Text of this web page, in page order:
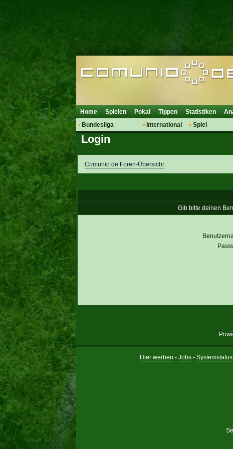
Home Spielen Pokal Tippen Statistiken
Bundesliga
Hot News
Spielanalyse
Vereinsdiskussion
International
Spiel
Login
Comunio.de Foren-Übersicht
Gib bitte deinen
Hier werben - Jobs- Systemstatus